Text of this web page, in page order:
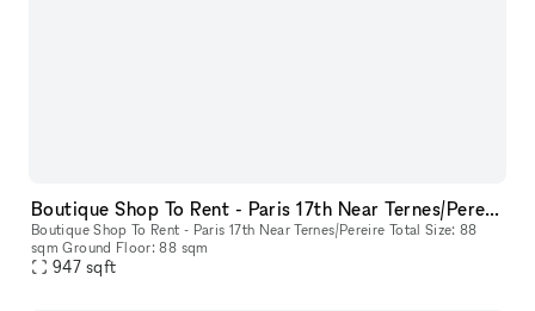
Boutique Shop To Rent - Paris 17th Near Ternes/Pereire
Boutique Shop To Rent - Paris 17th Near Ternes/Pereire Total Size: 88
sqm Ground Floor: 88 sqm
947 sqft